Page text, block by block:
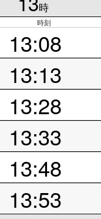
時
時刻
13:08
13:13
13:28
13:33
13:48
13:53